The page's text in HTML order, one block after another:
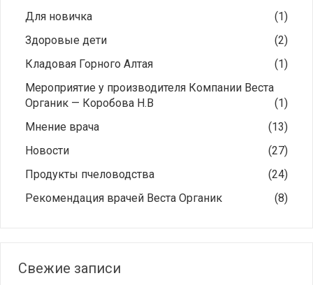
Для новичка
(1)
Здоровые дети
(2)
Кладовая Горного Алтая
(1)
Мероприятие у производителя Компании Веста
Органик — Коробова Н.В
(1)
Мнение врача
(13)
Новости
(27)
Продукты пчеловодства
(24)
Рекомендация врачей Веста Органик
(8)
Свежие записи